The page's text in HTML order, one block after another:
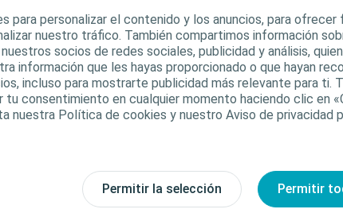
para personalizar el contenido y los anuncios, para ofrecer
nuestro tráfico. También compartimos información
socios de redes sociales, publicidad y análisis,
información que les hayas proporcionado o que hayan
incluso para mostrarte publicidad más relevante para ti.
tu consentimiento en cualquier momento haciendo clic en
nuestra Política de cookies y nuestro Aviso de privacidad
Permitir la selección Permitir
de cambios
Cerrar